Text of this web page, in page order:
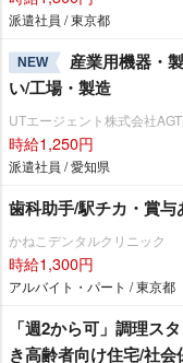
派遣社員 / 東京都
NEW
産業用機器・
い/工場・製造
UTエージェント株式会社
時給1,250円
派遣社員 / 愛知県
歯科助手/駅チカ・賞与
かねこデンタルクリニック
時給1,300円
アルバイト・パート / 東京都
「週2から可」調理ス
き高齢者向け住宅/社会